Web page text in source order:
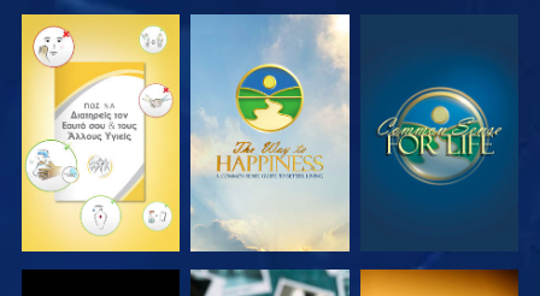
ΠΑΡΑΚΟΛΟΥΘΗΣΤΕ ΠΑΡΑΚΟΛΟΥΘΗΣΤΕ ΠΑΡΑΚΟΛΟΥΘΗΣΤΕ